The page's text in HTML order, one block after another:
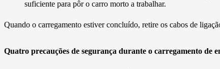
suficiente para pôr o carro morto a trabalhar.
Quando o carregamento estiver concluído, retire os cabos de
Quatro precauções de segurança durante o carregamento de